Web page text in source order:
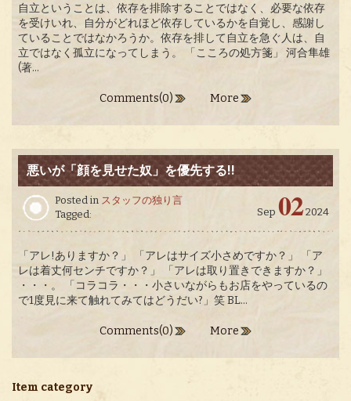
自立ということは、依存を排除することではなく、必要な依存
を受けいれ、自分がどれほど依存しているかを自覚し、感謝し
ていることではなかろうか。依存を排して自立を急ぐ人は、自
立ではなく孤立になってしまう。 「こころの処方箋」 河合隼雄
(著...
Comments(0) More
悪いが「顔を見せた奴」を優先する!!
Posted in スタッフの独り言
Tagged:
Sep 02 2024
「アレ!ありますか？」 「アレはサイズ小さめですか？」 「ア
レは着丈何センチですか？」 「アレは取り置きできますか？」
・・・。 「コラコラ・・・小さいながらもお店をやっているの
で1度見に来て触れてみてはどうだい?」笑 BL...
Comments(0) More
Item category